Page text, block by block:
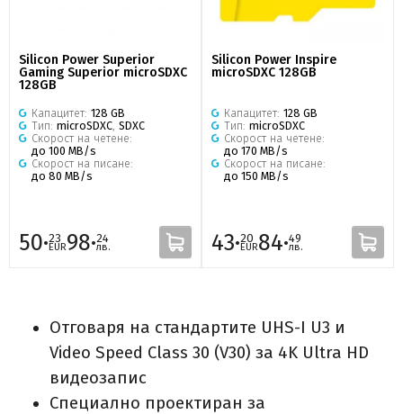
Silicon Power Superior
Gaming Superior microSDXC
128GB
Капацитет: 128 GB
Тип: microSDXC, SDXC
Скорост на четене:
до 100 MB/s
Скорост на писане:
до 80 MB/s
50·23
EUR98·24
лв.
Silicon Power Inspire
microSDXC 128GB
Капацитет: 128 GB
Тип: microSDXC
Скорост на четене:
до 170 MB/s
Скорост на писане:
до 150 MB/s
43·20
EUR84·49
лв.
Отговаря на стандартите UHS-I U3 и
Video Speed ​​Class 30 (V30) за 4K Ultra HD
видеозапис
Специално проектиран за